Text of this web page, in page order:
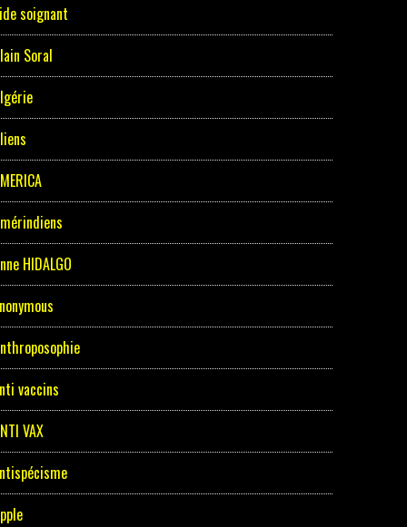
soignant
Soral
HIDALGO
vaccins
VAX